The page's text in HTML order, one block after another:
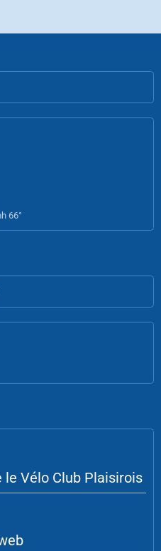
66°
le Vélo Club Plaisirois